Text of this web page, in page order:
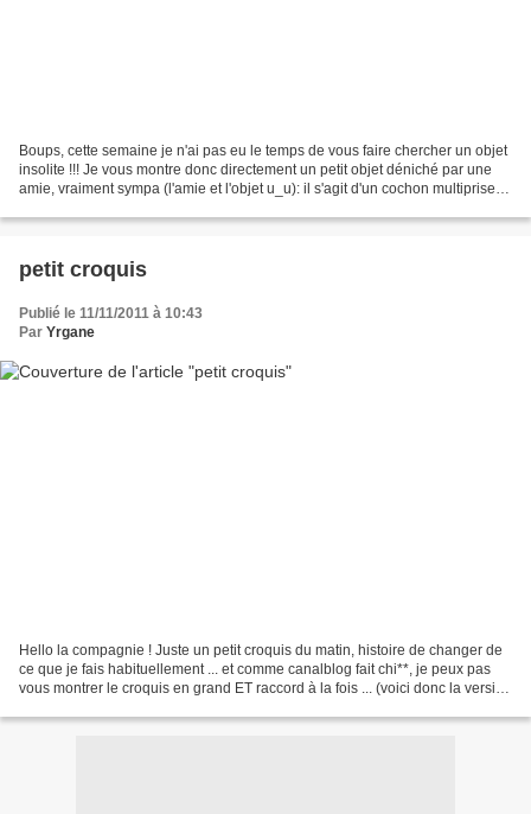
Boups, cette semaine je n'ai pas eu le temps de vous faire chercher un objet
insolite !!! Je vous montre donc directement un petit objet déniché par une
amie, vraiment sympa (l'amie et l'objet u_u): il s'agit d'un cochon multiprise !!!
petit croquis
Publié le 11/11/2011 à 10:43
Par Yrgane
Hello la compagnie ! Juste un petit croquis du matin, histoire de changer de
ce que je fais habituellement ... et comme canalblog fait chi**, je peux pas
vous montrer le croquis en grand ET raccord à la fois ... (voici donc la version